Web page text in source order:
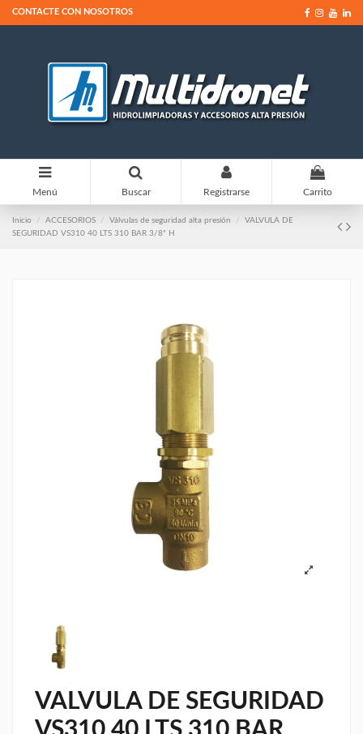
CONTACTE CON NOSOTROS
Menú Buscar Registrarse
0
Carrito
Inicio ACCESORIOS Válvulas de seguridad alta presión
VALVULA DE
SEGURIDAD VS310 40 LTS 310 BAR 3/8" H
VALVULA DE SEGURIDAD